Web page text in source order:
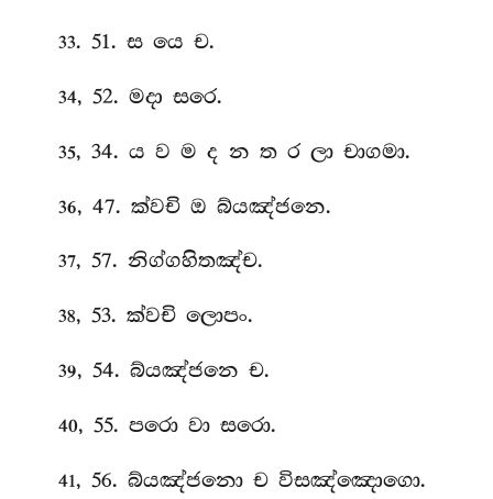
33. 51. ස යෙ ච.
34, 52. මදා සරෙ.
35, 34. ය ව ම ද න ත ර ලා චාගමා.
36, 47. ක්වචි ඔ බ්යඤ්ජනෙ.
37, 57. නිග්ගහිතඤ්ච.
38, 53. ක්වචි ලොපං.
39, 54. බ්යඤ්ජනෙ ච.
40, 55. පරො වා සරො.
41, 56. බ්යඤ්ජනො ච විසඤ්ඤොගො.